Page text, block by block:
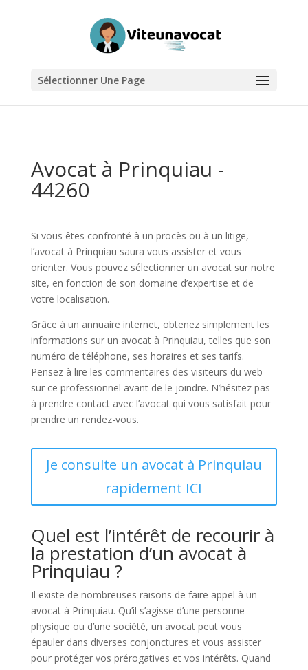
Sélectionner Une Page
Avocat à Prinquiau -
44260
Si vous êtes confronté à un procès ou à un litige,
l’avocat à Prinquiau saura vous assister et vous
orienter. Vous pouvez sélectionner un avocat sur notre
site, en fonction de son domaine d’expertise et de
votre localisation.
Grâce à un annuaire internet, obtenez simplement les
informations sur un avocat à Prinquiau, telles que son
numéro de téléphone, ses horaires et ses tarifs.
Pensez à lire les commentaires des visiteurs du web
sur ce professionnel avant de le joindre. N’hésitez pas
à prendre contact avec l’avocat qui vous satisfait pour
prendre un rendez-vous.
Je consulte un avocat à Prinquiau
rapidement ICI
Quel est l’intérêt de recourir à
la prestation d’un avocat à
Prinquiau ?
Il existe de nombreuses raisons de faire appel à un
avocat à Prinquiau. Qu’il s’agisse d’une personne
physique ou d’une société, un avocat peut vous
épauler dans diverses conjonctures et vous assister
pour protéger vos prérogatives et vos intérêts. Quand